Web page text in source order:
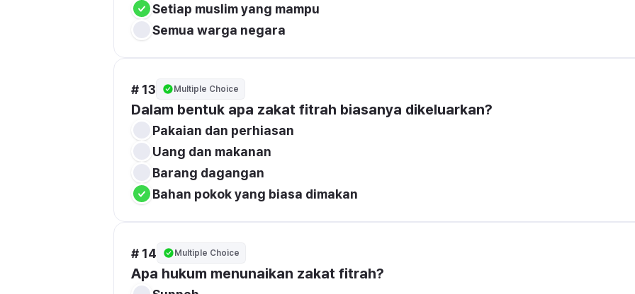
Setiap muslim yang mampu
Semua warga negara
# 13 Multiple Choice
Dalam bentuk apa zakat fitrah biasanya dikeluarkan?
Pakaian dan perhiasan
Uang dan makanan
Barang dagangan
Bahan pokok yang biasa dimakan
# 14 Multiple Choice
Apa hukum menunaikan zakat fitrah?